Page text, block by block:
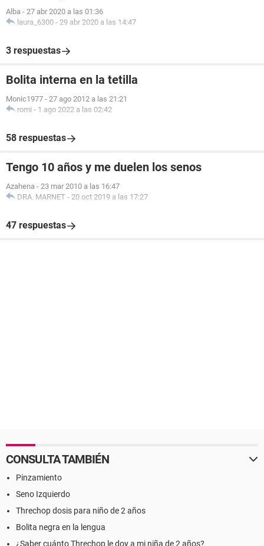
Alba - 27 abr 2020 a las 01:36
laura_6300 - 29 abr 2020 a las 14:47
3 respuestas
Bolita interna en la tetilla
Monic1977 - 27 ago 2012 a las 21:21
romi - 1 ago 2022 a las 02:42
58 respuestas
Tengo 10 años y me duelen los senos
Azahena - 23 mar 2010 a las 16:47
DRA. MARNET - 20 oct 2019 a las 17:27
47 respuestas
CONSULTA TAMBIÉN
Pinzamiento
Seno Izquierdo
Threchop dosis para niño de 2 años
Bolita negra en la lengua
¿Saber cuánto Threchop le doy a mi niña de 2 años?